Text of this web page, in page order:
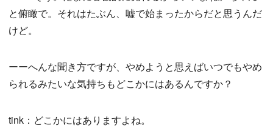
と俯瞰で。それはたぶん、嘘で始まったからだと思うんだ
けど。
ーーへんな聞き方ですが、やめようと思えばいつでもやめ
られるみたいな気持ちもどこかにはあるんですか？
tink：どこかにはありますよね。